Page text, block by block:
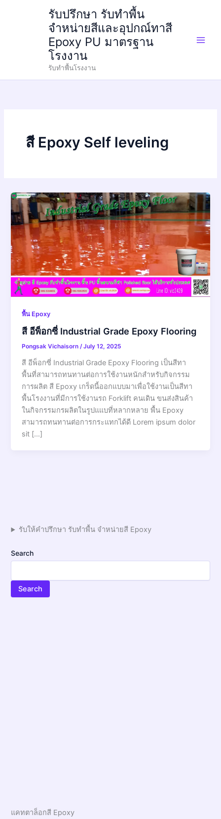
รับปรึกษา รับทำพื้น
จำหน่ายสีและอุปกณ์ทาสี
Epoxy PU มาตรฐาน
โรงงาน
รับทำพื้นโรงงาน
สี Epoxy Self leveling
พื้น Epoxy
สี อีพ็อกซี่ Industrial Grade Epoxy Flooring
Pongsak Vichaisorn /July 12, 2025
สี อีพ็อกซี่ Industrial Grade Epoxy Flooring เป็นสีทา
พื้นที่สามารถทนทานต่อการใช้งานหนักสำหรับกิจกรรม
การผลิต สี Epoxy เกร็ดนี้ออกแบบมาเพื่อใช้งานเป็นสีทา
พื้นโรงงานที่มีการใช้งานรถ Forklift คนเดิน ขนส่งสินค้า
ในกิจกรรมกรผลิตในรูปแแบที่หลากหลาย พื้น Epoxy
สามารถทนทานต่อการกระแทกได้ดี Lorem ipsum dolor
sit […]
รับให้คำปรึกษา รับทำพื้น จำหน่ายสี Epoxy
Search
Search
แคทตาล็อกสี Epoxy